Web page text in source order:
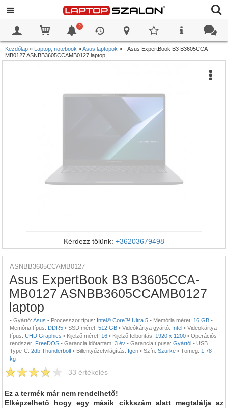
2
Kezdőlap » Laptop, notebook »Asus laptopok »
Asus ExpertBook B3 B3605CCA-
MB0127 ASNBB3605CCAMB0127 laptop
Kérdezz tőlünk: +36203679498
ASNBB3605CCAMB0127
Asus ExpertBook B3 B3605CCA-
MB0127 ASNBB3605CCAMB0127
laptop
• Gyártó: Asus • Processzor típus: Intel® Core™ Ultra 5 • Memória méret: 16 GB •
Memória típus: DDR5 • SSD méret: 512 GB • Videókártya gyártó: Intel • Videokártya
típus: UHD Graphics • Kijelző méret: 16 • Kijelző felbontás: 1920 x 1200 • Operációs
rendszer: FreeDOS • Garancia időtartam: 3 év • Garancia típusa: Gyártói • USB
Type-C: 2db Thunderbolt • Billentyűzetvilágítás: Igen • Szín: Szürke • Tömeg: 1,78
kg
33 értékelés
Ez a termék már nem rendelhető!
Elképzelhető hogy egy másik cikkszám alatt megtalálja az
0
0